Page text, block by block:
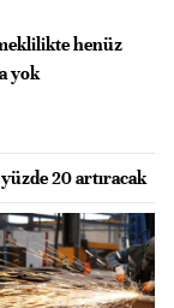
henüz
yok
20 artıracak